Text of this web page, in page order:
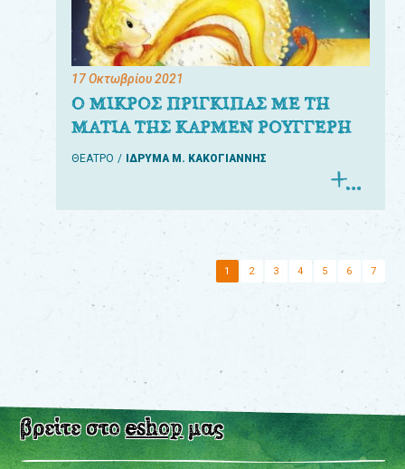
17 Οκτωβρίου 2021
Ο ΜΙΚΡΟΣ ΠΡΙΓΚΙΠΑΣ ΜΕ ΤΗ
ΜΑΤΙΑ ΤΗΣ ΚΑΡΜΕΝ ΡΟΥΓΓΕΡΗ
ΘΕΑΤΡΟ ΙΔΡΥΜΑ Μ. ΚΑΚΟΓΙΑΝΝΗΣ
1 2 3 4 5 6 7
βρείτε στοeshopμας